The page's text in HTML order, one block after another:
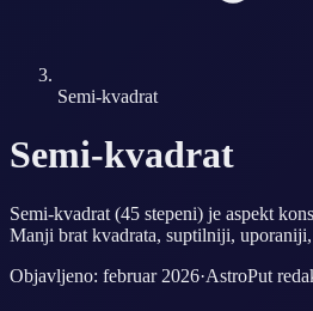
Semi-kvadrat
Semi-kvadrat
Semi-kvadrat (45 stepeni) je aspekt
Manji brat kvadrata, suptilniji, uporaniji,
Objavljeno: februar 2026·AstroPut